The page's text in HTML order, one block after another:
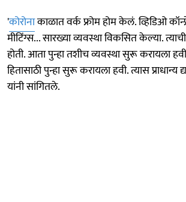
'कोरोनाकाळात वर्क फ्रोम होम केलं. व्हिडिओ
मीटिंग्स... सारख्या व्यवस्था विकसित केल्या.
होती. आता पुन्हा तशीच व्यवस्था सुरू करायला
हितासाठी पुन्हा सुरू करायला हवी. त्यास प्राधान्य
यांनी सांगितले.